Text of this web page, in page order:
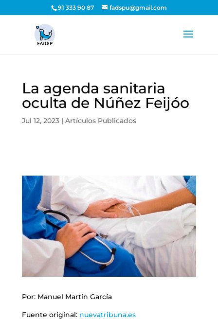
91 333 90 87 fadspu@gmail.com
La agenda sanitaria
oculta de Núñez Feijóo
Jul 12, 2023| Artículos Publicados
Por: Manuel Martín García
Fuente original: nuevatribuna.es